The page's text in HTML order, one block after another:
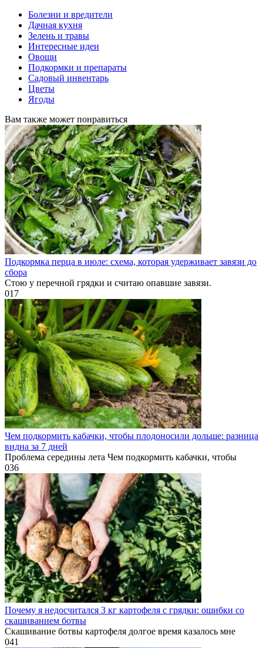
Болезни и вредители
Дачная кухня
Зелень и травы
Интересные идеи
Овощи
Подкормки и препараты
Садовый инвентарь
Цветы
Ягоды
Вам также может понравиться
Подкормка перца в июле: схема, которая удерживает завязи до
сбора
Стою у перечной грядки и считаю опавшие завязи.
017
Чем подкормить кабачки, чтобы плодоносили дольше: разница
видна за 7 дней
Проблема середины лета Чем подкормить кабачки, чтобы
036
Почему я недосчитался 3 кг картофеля с грядки: ошибки со
скашиванием ботвы
Скашивание ботвы картофеля долгое время казалось мне
041